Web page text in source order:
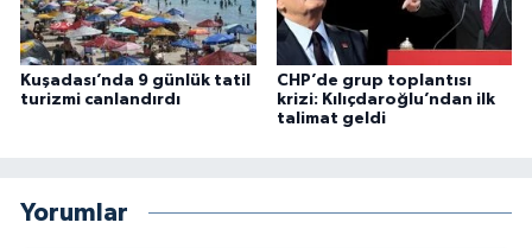
Kuşadası’nda 9 günlük tatil
turizmi canlandırdı
CHP’de grup toplantısı
krizi: Kılıçdaroğlu’ndan ilk
talimat geldi
Yorumlar